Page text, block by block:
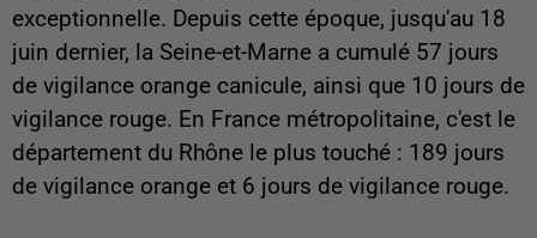
exceptionnelle. Depuis cette époque, jusqu'au 18
juin dernier, la Seine-et-Marne a cumulé 57 jours
de vigilance orange canicule, ainsi que 10 jours de
vigilance rouge. En France métropolitaine, c'est le
département du Rhône le plus touché : 189 jours
de vigilance orange et 6 jours de vigilance rouge.